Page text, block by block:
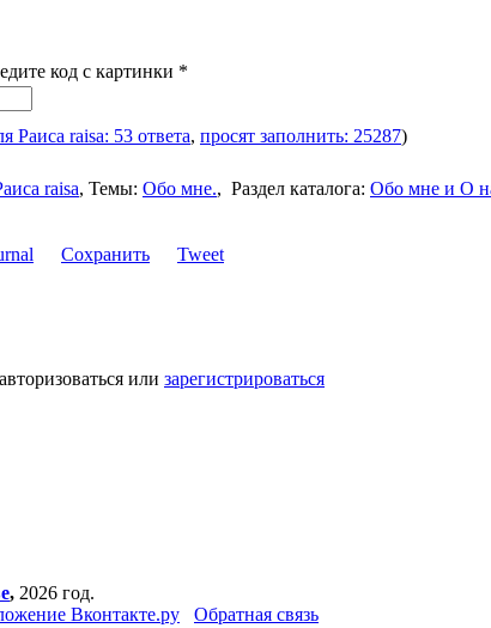
код с картинки *
Раиса raisa: 53 ответа, просят заполнить: 25287)
raisa, Темы: Обо мне., Раздел каталога: Обо мне и О
Сохранить Tweet
или зарегистрироваться
, 2026 год.
Вконтакте.ру Обратная связь